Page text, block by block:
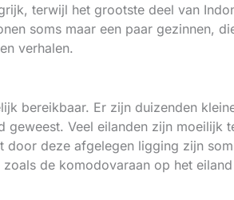
terwijl het grootste deel van
soms maar een paar gezinnen,
verhalen.
bereikbaar. Er zijn duizenden
Veel eilanden zijn moeilijk
deze afgelegen ligging zijn
de komodovaraan op het